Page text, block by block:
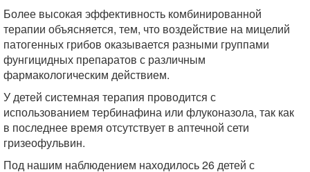
Более высокая эффективность комбинированной
терапии объясняется, тем, что воздействие на мицелий
патогенных грибов оказывается разными группами
фунгицидных препаратов с различным
фармакологическим действием.
У детей системная терапия проводится с
использованием тербинафина или флуконазола, так как
в последнее время отсутствует в аптечной сети
гризеофульвин.
Под нашим наблюдением находилось 26 детей с